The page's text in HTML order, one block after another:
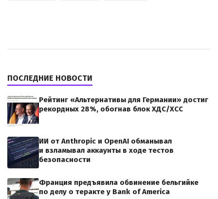
ПОСЛЕДНИЕ НОВОСТИ
Рейтинг «Альтернативы для Германии» достиг
рекордных 28%, обогнав блок ХДС/ХСС
ИИ от Anthropic и OpenAI обманывал
и взламывал аккаунты в ходе тестов
безопасности
Франция предъявила обвинение бельгийке
по делу о теракте у Bank of America